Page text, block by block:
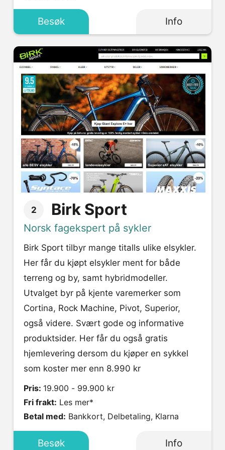
Besøk Info
2 Birk Sport
Norsk fagekspert på sykler
Birk Sport tilbyr mange titalls ulike elsykler.
Her får du kjøpt elsykler ment for både
terreng og by, samt hybridmodeller.
Utvalget byr på kjente varemerker som
Cortina, Rock Machine, Pivot, Superior,
også videre. Svært gode og informative
produktsider. Her får du også gratis
hjemlevering dersom du kjøper en sykkel
som koster mer enn 8.990 kr
Pris: 19.900 - 99.900 kr
Fri frakt: Les mer*
Betal med: Bankkort, Delbetaling, Klarna
Besøk Info